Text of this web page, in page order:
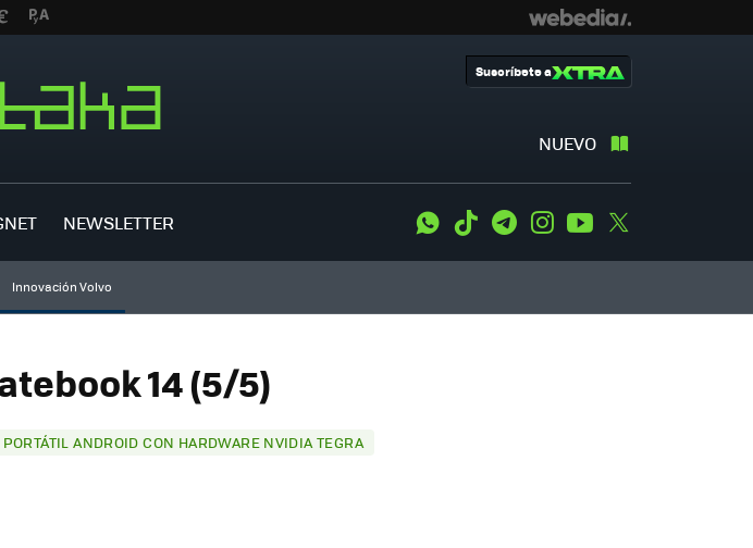
NUEVO
Suscríbete a
NEWSLETTER WhatsApp
Tiktok TelegramInstagramYoutube
Innovación Volvo
14 (5/5)
PORTÁTIL ANDROID CON HARDWARE NVIDIA TEGRA